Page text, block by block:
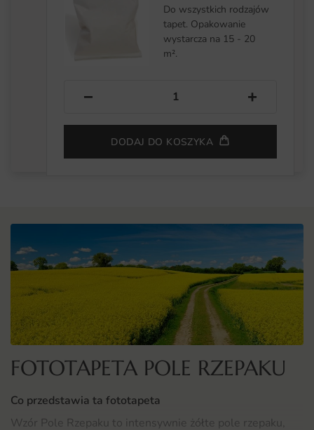
Do wszystkich rodzajów
tapet. Opakowanie
wystarcza na 15 - 20
m².
− +
DODAJ DO KOSZYKA
FOTOTAPETA POLE RZEPAKU
Co przedstawia ta fototapeta
Wzór Pole Rzepaku to intensywnie żółte pole rzepaku,